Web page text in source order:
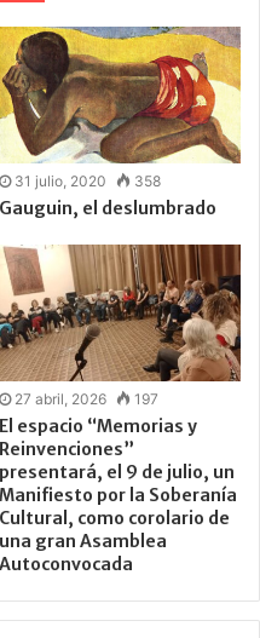
31 julio, 2020 358
Gauguin, el deslumbrado
27 abril, 2026 197
El espacio “Memorias y
Reinvenciones”
presentará, el 9 de julio, un
Manifiesto por la Soberanía
Cultural, como corolario de
una gran Asamblea
Autoconvocada